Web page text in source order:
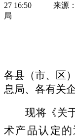
27 16:50
来源
局
各县（市、区
息局、 各有关
现将《关
术产品认定